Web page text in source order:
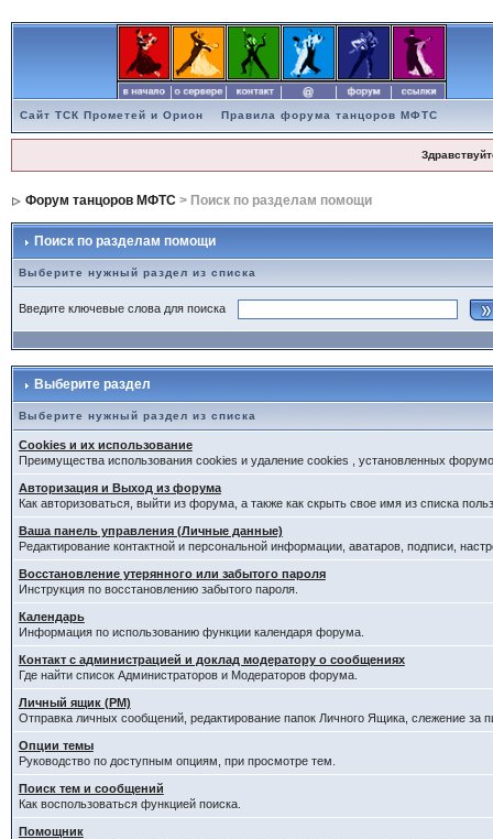
Сайт ТСК Прометей и Орион Правила форума танцоров МФТС
Форум танцоров МФТС> Поиск по разделам помощи
Поиск по разделам помощи
Выберите нужный раздел из списка
Введите ключевые слова для поиска
Выберите раздел
Выберите нужный раздел из списка
Cookies и их использование
Преимущества использования cookies и удаление cookies , установленных
Авторизация и Выход из форума
Как авторизоваться, выйти из форума, а также как скрыть свое имя из списка
Ваша панель управления (Личные данные)
Редактирование контактной и персональной информации, аватаров, подписи,
Восстановление утерянного или забытого пароля
Инструкция по восстановлению забытого пароля.
Календарь
Информация по использованию функции календаря форума.
Контакт с администрацией и доклад модератору о сообщениях
Где найти список Администраторов и Модераторов форума.
Личный ящик (PM)
Отправка личных сообщений, редактирование папок Личного Ящика, слежение за
Опции темы
Руководство по доступным опциям, при просмотре тем.
Поиск тем и сообщений
Как воспользоваться функцией поиска.
Помощник